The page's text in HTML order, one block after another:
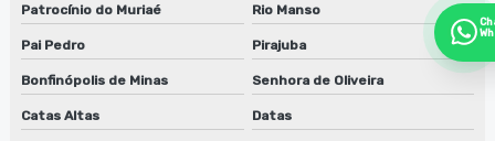
Patrocínio do Muriaé Rio Manso
Pai Pedro Pirajuba
Bonfinópolis de Minas Senhora de Oliveira
Catas Altas Datas